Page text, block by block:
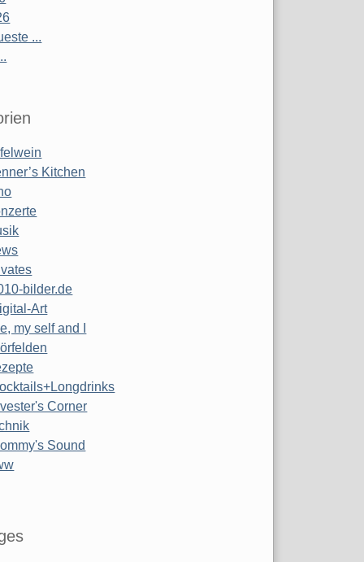
...
Kitchen
bilder.de
Art
my self and I
Corner
Sound